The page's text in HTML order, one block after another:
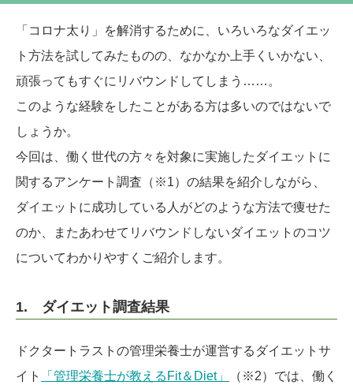
「コロナ太り」を解消するために、いろいろなダイエッ
ト方法を試してみたものの、なかなか上手くいかない、
頑張ってもすぐにリバウンドしてしまう……。
このような経験をしたことがある方は多いのではないで
しょうか。
今回は、働く世代の方々を対象に実施したダイエットに
関するアンケート調査（※1）の結果を紹介しながら、
ダイエットに成功している人がどのような方法で痩せた
のか、またあわせてリバウンドしないダイエットのコツ
についてわかりやすくご紹介します。
1. ダイエット調査結果
ドクタートラストの管理栄養士が運営するダイエットサ
イト
「管理栄養士が教えるFit＆Diet」
（※2）では、働く